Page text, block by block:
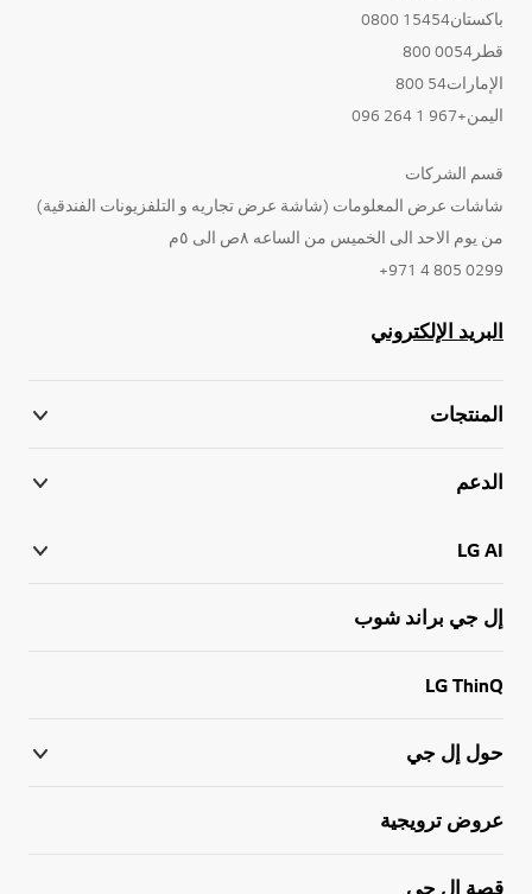
باكستان15454 0800
قطر0054 800
الإمارات54 800
اليمن+967 1 264 096
قسم الشركات
شاشات عرض المعلومات (شاشة عرض تجاريه و التلفزيونات الفندقية)
من يوم الاحد الى الخميس من الساعه ٨ص الى ٥م
0299 805 4 971+
البريد الإلكتروني
المنتجات
الدعم
LG AI
إل جي براند شوب
LG ThinQ
حول إل جي
عروض ترويجية
قصة إل جي